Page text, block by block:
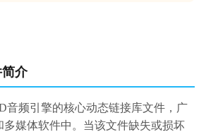
介
音频引擎的核心动态链接库文件，广
多媒体软件中。当该文件缺失或损坏